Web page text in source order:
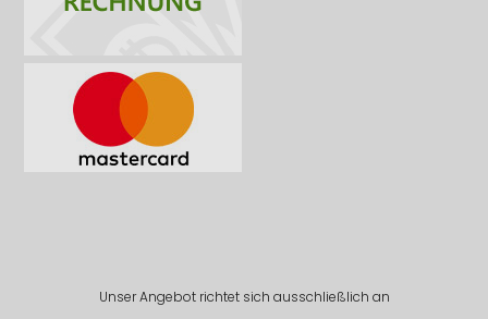
Unser Angebot richtet sich ausschließlich an